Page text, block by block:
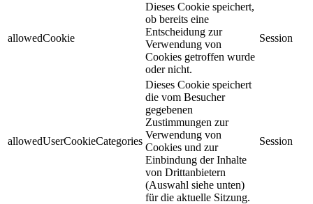
allowedCookie
Dieses Cookie speichert,
ob bereits eine
Entscheidung zur
Verwendung von
Cookies getroffen wurde
oder nicht.
Session
allowedUserCookieCategories
Dieses Cookie speichert
die vom Besucher
gegebenen
Zustimmungen zur
Verwendung von
Cookies und zur
Einbindung der Inhalte
von Drittanbietern
(Auswahl siehe unten)
für die aktuelle Sitzung.
Session